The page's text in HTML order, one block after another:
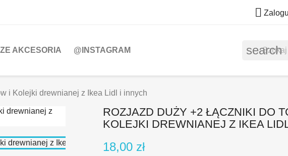

AKCESORIA @INSTAGRAM search
i Kolejki drewnianej z Ikea Lidl i innych
ROZJAZD DUŻY +2 ŁĄCZNIKI DO
KOLEJKI DREWNIANEJ Z IKEA
18,00 zł